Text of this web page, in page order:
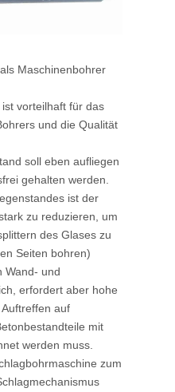
Maschinenbohrer
vorteilhaft für das
und die Qualität
soll eben aufliegen
gehalten werden.
ist der
zu reduzieren, um
des Glases zu
Seiten bohren)
Wand- und
erfordert aber hohe
auf
mit
werden muss.
zum